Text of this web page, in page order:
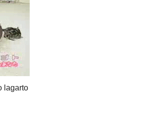
lagarto